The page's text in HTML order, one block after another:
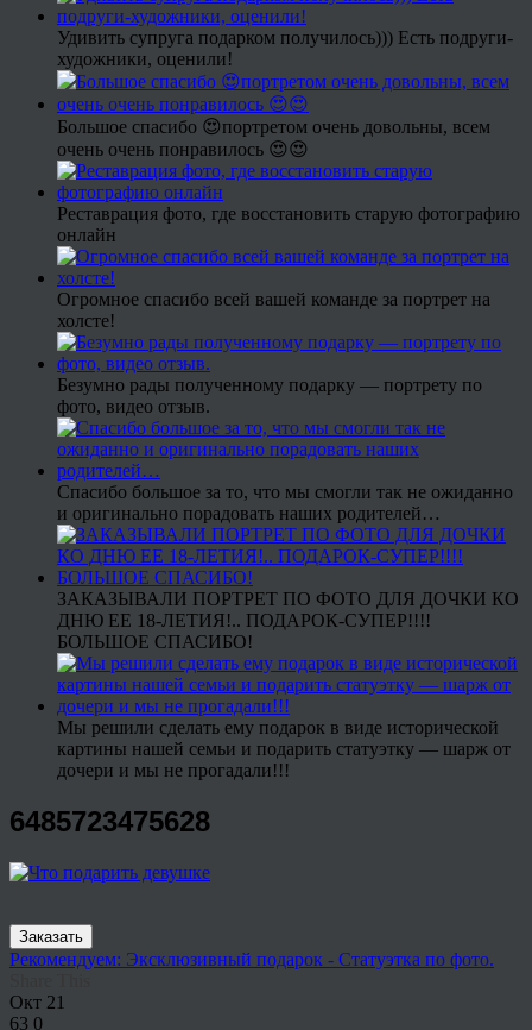
Удивить супруга подарком получилось))) Есть подруги-
художники, оценили!
Большое спасибо 😍портретом очень довольны, всем
очень очень понравилось 😍😍
Реставрация фото, где восстановить старую фотографию
онлайн
Огромное спасибо всей вашей команде за портрет на
холсте!
Безумно рады полученному подарку — портрету по
фото, видео отзыв.
Спасибо большое за то, что мы смогли так не ожиданно
и оригинально порадовать наших родителей…
ЗАКАЗЫВАЛИ ПОРТРЕТ ПО ФОТО ДЛЯ ДОЧКИ КО
ДНЮ ЕЕ 18-ЛЕТИЯ!.. ПОДАРОК-СУПЕР!!!!
БОЛЬШОЕ СПАСИБО!
Мы решили сделать ему подарок в виде исторической
картины нашей семьи и подарить статуэтку — шарж от
дочери и мы не прогадали!!!
6485723475628
Заказать
Рекомендуем: Эксклюзивный подарок - Статуэтка по фото.
Окт 21
63 0